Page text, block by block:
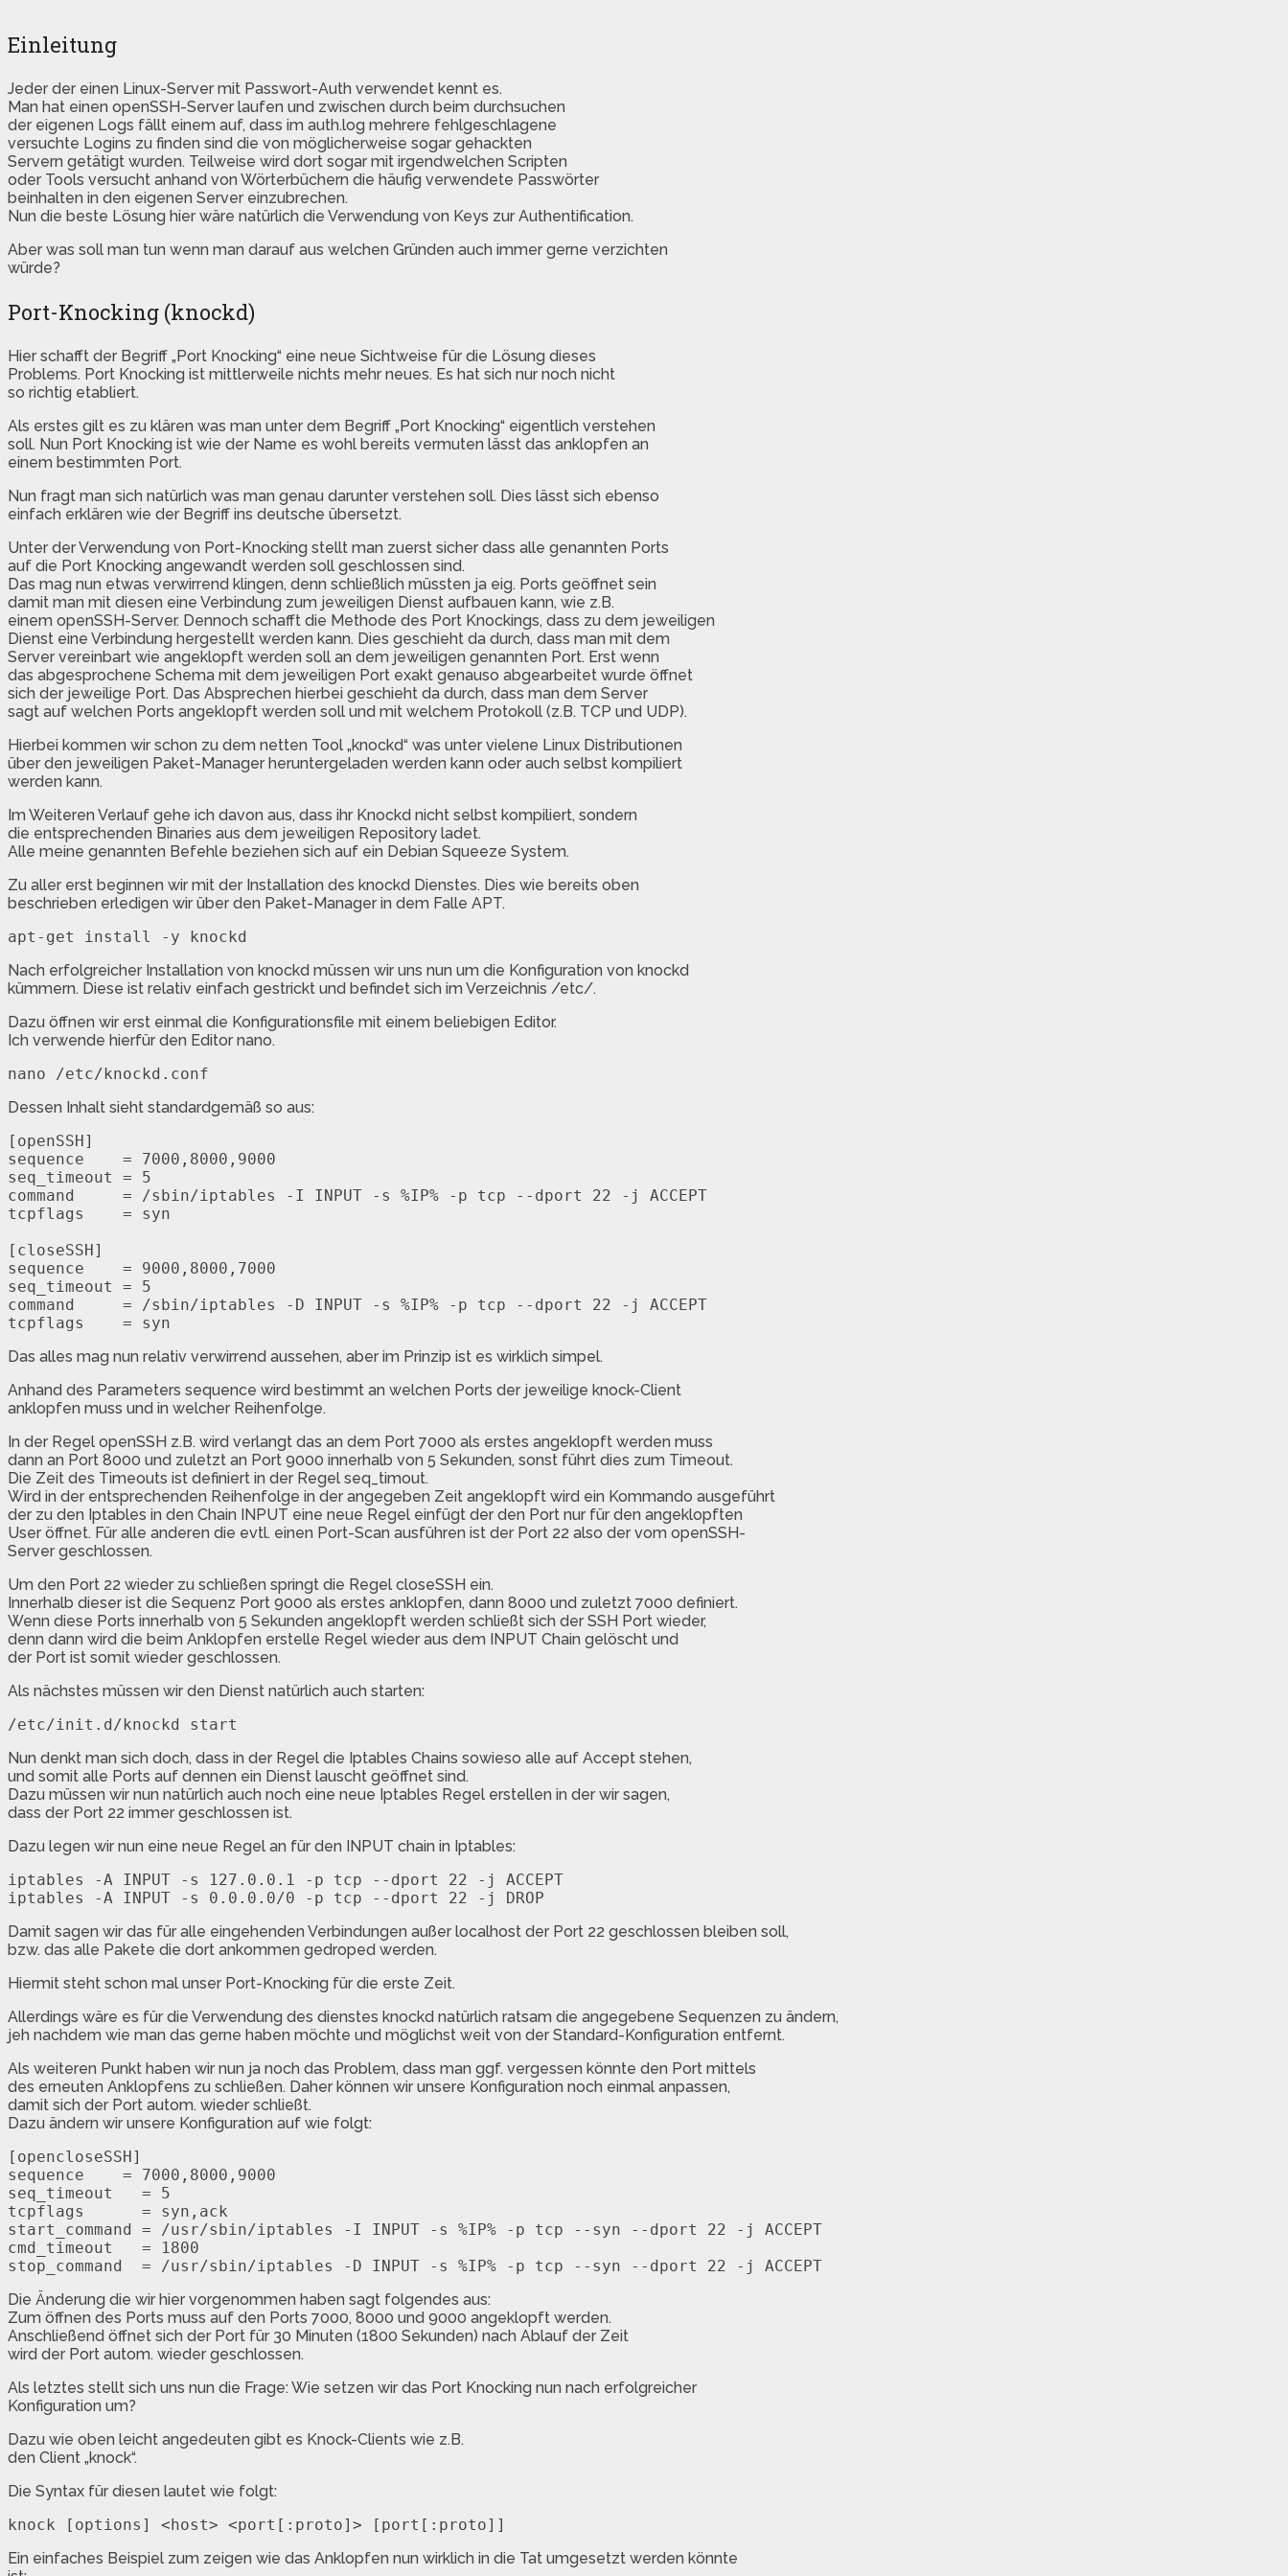
Einleitung
Jeder der einen Linux-Server mit Passwort-Auth verwendet kennt es.
Man hat einen openSSH-Server laufen und zwischen durch beim durchsuchen
der eigenen Logs fällt einem auf, dass im auth.log mehrere fehlgeschlagene
versuchte Logins zu finden sind die von möglicherweise sogar gehackten
Servern getätigt wurden. Teilweise wird dort sogar mit irgendwelchen Scripten
oder Tools versucht anhand von Wörterbüchern die häufig verwendete Passwörter
beinhalten in den eigenen Server einzubrechen.
Nun die beste Lösung hier wäre natürlich die Verwendung von Keys zur Authentification.
Aber was soll man tun wenn man darauf aus welchen Gründen auch immer gerne verzichten
würde?
Port-Knocking (knockd)
Hier schafft der Begriff „Port Knocking“ eine neue Sichtweise für die Lösung dieses
Problems. Port Knocking ist mittlerweile nichts mehr neues. Es hat sich nur noch nicht
so richtig etabliert.
Als erstes gilt es zu klären was man unter dem Begriff „Port Knocking“ eigentlich verstehen
soll. Nun Port Knocking ist wie der Name es wohl bereits vermuten lässt das anklopfen an
einem bestimmten Port.
Nun fragt man sich natürlich was man genau darunter verstehen soll. Dies lässt sich ebenso
einfach erklären wie der Begriff ins deutsche übersetzt.
Unter der Verwendung von Port-Knocking stellt man zuerst sicher dass alle genannten Ports
auf die Port Knocking angewandt werden soll geschlossen sind.
Das mag nun etwas verwirrend klingen, denn schließlich müssten ja eig. Ports geöffnet sein
damit man mit diesen eine Verbindung zum jeweiligen Dienst aufbauen kann, wie z.B.
einem openSSH-Server. Dennoch schafft die Methode des Port Knockings, dass zu dem jeweiligen
Dienst eine Verbindung hergestellt werden kann. Dies geschieht da durch, dass man mit dem
Server vereinbart wie angeklopft werden soll an dem jeweiligen genannten Port. Erst wenn
das abgesprochene Schema mit dem jeweiligen Port exakt genauso abgearbeitet wurde öffnet
sich der jeweilige Port. Das Absprechen hierbei geschieht da durch, dass man dem Server
sagt auf welchen Ports angeklopft werden soll und mit welchem Protokoll (z.B. TCP und UDP).
Hierbei kommen wir schon zu dem netten Tool „knockd“ was unter vielene Linux Distributionen
über den jeweiligen Paket-Manager heruntergeladen werden kann oder auch selbst kompiliert
werden kann.
Im Weiteren Verlauf gehe ich davon aus, dass ihr Knockd nicht selbst kompiliert, sondern
die entsprechenden Binaries aus dem jeweiligen Repository ladet.
Alle meine genannten Befehle beziehen sich auf ein Debian Squeeze System.
Zu aller erst beginnen wir mit der Installation des knockd Dienstes. Dies wie bereits oben
beschrieben erledigen wir über den Paket-Manager in dem Falle APT.
Nach erfolgreicher Installation von knockd müssen wir uns nun um die Konfiguration von knockd
kümmern. Diese ist relativ einfach gestrickt und befindet sich im Verzeichnis /etc/.
Dazu öffnen wir erst einmal die Konfigurationsfile mit einem beliebigen Editor.
Ich verwende hierfür den Editor nano.
Dessen Inhalt sieht standardgemäß so aus:
[openSSH]
sequence    = 7000,8000,9000
seq_timeout = 5
command     = /sbin/iptables -I INPUT -s %IP% -p tcp --dport 22 -j ACCEPT
tcpflags    = syn
[closeSSH]
sequence    = 9000,8000,7000
seq_timeout = 5
command     = /sbin/iptables -D INPUT -s %IP% -p tcp --dport 22 -j ACCEPT
Das alles mag nun relativ verwirrend aussehen, aber im Prinzip ist es wirklich simpel.
Anhand des Parameters sequence wird bestimmt an welchen Ports der jeweilige knock-Client
anklopfen muss und in welcher Reihenfolge.
In der Regel openSSH z.B. wird verlangt das an dem Port 7000 als erstes angeklopft werden muss
dann an Port 8000 und zuletzt an Port 9000 innerhalb von 5 Sekunden, sonst führt dies zum Timeout.
Die Zeit des Timeouts ist definiert in der Regel seq_timout.
Wird in der entsprechenden Reihenfolge in der angegeben Zeit angeklopft wird ein Kommando ausgeführt
der zu den Iptables in den Chain INPUT eine neue Regel einfügt der den Port nur für den angeklopften
User öffnet. Für alle anderen die evtl. einen Port-Scan ausführen ist der Port 22 also der vom openSSH-
Server geschlossen.
Um den Port 22 wieder zu schließen springt die Regel closeSSH ein.
Innerhalb dieser ist die Sequenz Port 9000 als erstes anklopfen, dann 8000 und zuletzt 7000 definiert.
Wenn diese Ports innerhalb von 5 Sekunden angeklopft werden schließt sich der SSH Port wieder,
denn dann wird die beim Anklopfen erstelle Regel wieder aus dem INPUT Chain gelöscht und
der Port ist somit wieder geschlossen.
Als nächstes müssen wir den Dienst natürlich auch starten:
Nun denkt man sich doch, dass in der Regel die Iptables Chains sowieso alle auf Accept stehen,
und somit alle Ports auf dennen ein Dienst lauscht geöffnet sind.
Dazu müssen wir nun natürlich auch noch eine neue Iptables Regel erstellen in der wir sagen,
dass der Port 22 immer geschlossen ist.
Dazu legen wir nun eine neue Regel an für den INPUT chain in Iptables:
iptables -A INPUT -s 127.0.0.1 -p tcp --dport 22 -j ACCEPT
Damit sagen wir das für alle eingehenden Verbindungen außer localhost der Port 22 geschlossen bleiben soll,
bzw. das alle Pakete die dort ankommen gedroped werden.
Hiermit steht schon mal unser Port-Knocking für die erste Zeit.
Allerdings wäre es für die Verwendung des dienstes knockd natürlich ratsam die angegebene Sequenzen zu ändern,
jeh nachdem wie man das gerne haben möchte und möglichst weit von der Standard-Konfiguration entfernt.
Als weiteren Punkt haben wir nun ja noch das Problem, dass man ggf. vergessen könnte den Port mittels
des erneuten Anklopfens zu schließen. Daher können wir unsere Konfiguration noch einmal anpassen,
damit sich der Port autom. wieder schließt.
Dazu ändern wir unsere Konfiguration auf wie folgt:
[opencloseSSH]
sequence    = 7000,8000,9000
seq_timeout   = 5
tcpflags      = syn,ack
start_command = /usr/sbin/iptables -I INPUT -s %IP% -p tcp --syn --dport 22 -j ACCEPT
cmd_timeout   = 1800
Die Änderung die wir hier vorgenommen haben sagt folgendes aus:
Zum öffnen des Ports muss auf den Ports 7000, 8000 und 9000 angeklopft werden.
Anschließend öffnet sich der Port für 30 Minuten (1800 Sekunden) nach Ablauf der Zeit
wird der Port autom. wieder geschlossen.
Als letztes stellt sich uns nun die Frage: Wie setzen wir das Port Knocking nun nach erfolgreicher
Konfiguration um?
Dazu wie oben leicht angedeuten gibt es Knock-Clients wie z.B.
den Client „knock“.
Die Syntax für diesen lautet wie folgt:
Ein einfaches Beispiel zum zeigen wie das Anklopfen nun wirklich in die Tat umgesetzt werden könnte